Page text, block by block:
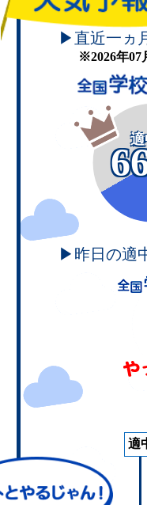
▶直近一ヵ
※2026年07
▶昨日の適
適